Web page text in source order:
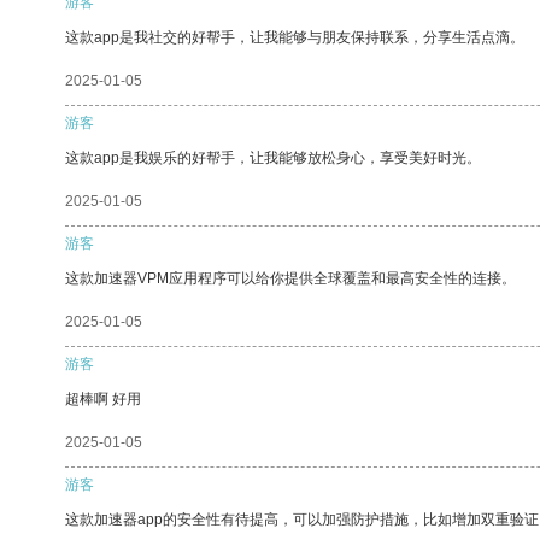
这款app是我社交的好帮手，让我能够与朋友保持联系，分享生活点滴。
2025-01-05
游客
这款app是我娱乐的好帮手，让我能够放松身心，享受美好时光。
2025-01-05
游客
这款加速器VPM应用程序可以给你提供全球覆盖和最高安全性的连接。
2025-01-05
游客
超棒啊 好用
2025-01-05
游客
这款加速器app的安全性有待提高，可以加强防护措施，比如增加双重验